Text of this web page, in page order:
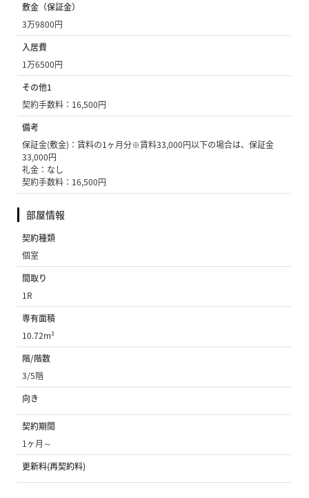
敷金（保証金）
3万9800円
入居費
1万6500円
その他1
契約手数料：16,500円
備考
保証金(敷金)：賃料の1ヶ月分※賃料33,000円以下の場合は、保証金
33,000円
礼金：なし
契約手数料：16,500円
部屋情報
契約種類
個室
間取り
1R
専有面積
10.72m²
階/階数
3/5階
向き
契約期間
1ヶ月～
更新料(再契約料)